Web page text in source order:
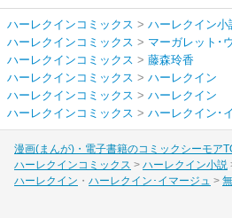
ハーレクインコミックス > ハーレクイン小
ハーレクインコミックス > マーガレット･
ハーレクインコミックス > 藤森玲香
ハーレクインコミックス > ハーレクイン
ハーレクインコミックス > ハーレクイン
ハーレクインコミックス > ハーレクイン･
漫画(まんが)・電子書籍のコミックシーモア
ハーレクインコミックス
ハーレクイン小説
ハーレクイン
ハーレクイン･イマージュ